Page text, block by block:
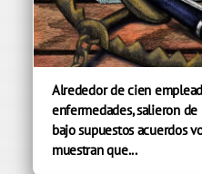
Alrededor de cien
enfermedades, salieron
bajo supuestos acuerdos
muestran que...